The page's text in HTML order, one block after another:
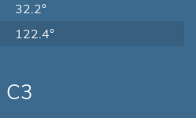
32.2°
122.4°
C3